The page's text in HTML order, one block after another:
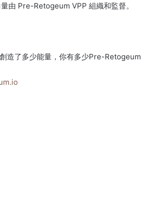
由 Pre-Retogeum VPP 組織和監督。
造了多少能量，你有多少Pre-Retogeum